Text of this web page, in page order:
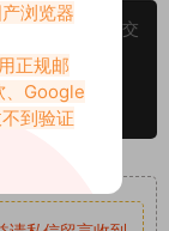
的权限可以提交
原文链接：
浏览器
正规邮
、Google
到验证